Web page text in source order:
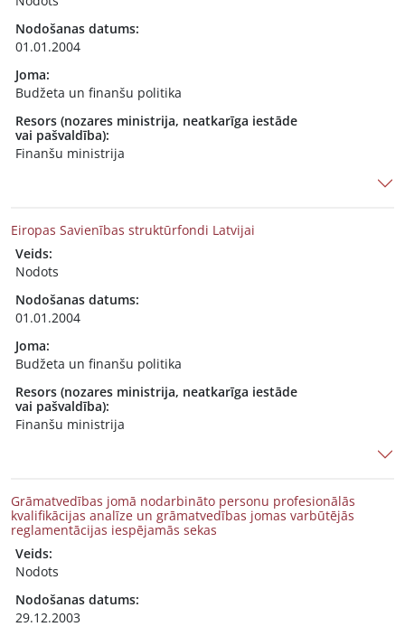
Nodošanas datums:
01.01.2004
Joma:
Budžeta un finanšu politika
Resors (nozares ministrija, neatkarīga iestāde
vai pašvaldība):
Finanšu ministrija
Eiropas Savienības struktūrfondi Latvijai
Veids:
Nodots
Nodošanas datums:
01.01.2004
Joma:
Budžeta un finanšu politika
Resors (nozares ministrija, neatkarīga iestāde
vai pašvaldība):
Finanšu ministrija
Grāmatvedības jomā nodarbināto personu profesionālās
kvalifikācijas analīze un grāmatvedības jomas varbūtējās
reglamentācijas iespējamās sekas
Veids:
Nodots
Nodošanas datums:
29.12.2003